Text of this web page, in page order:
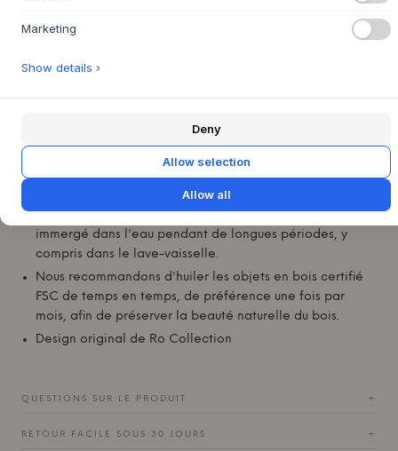
vie quotidienne. Utilisez-la dans le salon pour les
pour des moments de détente. Associez-la à d'autres
bois certifié FSC
Conseils d'entretien :Les créations en bois certifié FSC
doivent être nettoyées avec un chiffon essoré et
séchées avec un torchon. Ne laissez jamais votre produit
immergé dans l'eau pendant de longues périodes, y
compris dans le lave-vaisselle.
Nous recommandons d'huiler les objets en bois certifié
FSC de temps en temps, de préférence une fois par
mois, afin de préserver la beauté naturelle du bois.
Design original de Ro Collection
QUESTIONS SUR LE PRODUIT +
RETOUR FACILE SOUS 30 JOURS +
Marketing
Show details ›
Deny
Allow selection
Allow all